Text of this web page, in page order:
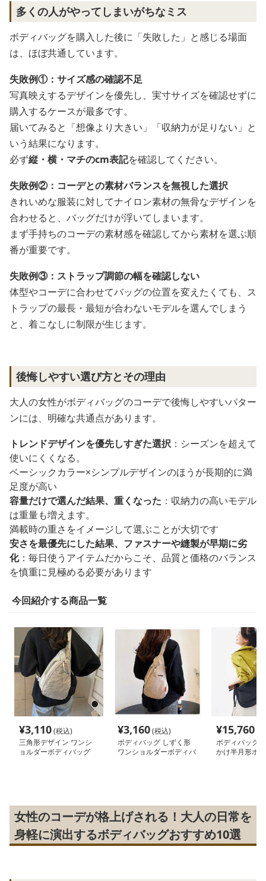
多くの人がやってしまいがちなミス
ボディバッグを購入した後に「失敗した」と感じる場面
は、ほぼ共通しています。
失敗例①：サイズ感の確認不足
写真映えするデザインを優先し、実寸サイズを確認せずに
購入するケースが最多です。
届いてみると「想像より大きい」「収納力が足りない」と
いう結果になります。
必ず縦・横・マチのcm表記を確認してください。
失敗例②：コーデとの素材バランスを無視した選択
きれいめな服装に対してナイロン素材の無骨なデザインを
合わせると、バッグだけが浮いてしまいます。
まず手持ちのコーデの素材感を確認してから素材を選ぶ順
番が重要です。
失敗例③：ストラップ調節の幅を確認しない
体型やコーデに合わせてバッグの位置を変えたくても、ス
トラップの最長・最短が合わないモデルを選んでしまう
と、着こなしに制限が生じます。
後悔しやすい選び方とその理由
大人の女性がボディバッグのコーデで後悔しやすいパター
ンには、明確な共通点があります。
トレンドデザインを優先しすぎた選択 ：シーズンを超えて
使いにくくなる。
ベーシックカラー×シンプルデザインのほうが長期的に満
足度が高い
容量だけで選んだ結果、重くなった ：収納力の高いモデル
は重量も増えます。
満載時の重さをイメージして選ぶことが大切です
安さを最優先にした結果、ファスナーや縫製が早期に劣
化：毎日使うアイテムだからこそ、品質と価格のバランス
を慎重に見極める必要があります
今回紹介する商品一覧
¥3,110(税込)
三角形デザイン ワンシ
ョルダーボディバッグ
¥3,160(税込)
ボディバッグ しずく形
ワンショルダーボディバ
¥15,760
ボディバッグ
かけ半月形ボ
女性のコーデが格上げされる！大人の日常を
身軽に演出するボディバッグおすすめ10選